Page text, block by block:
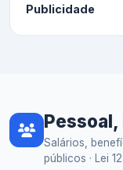
Publicidade
Pessoal,
Salários,
públicos · Lei